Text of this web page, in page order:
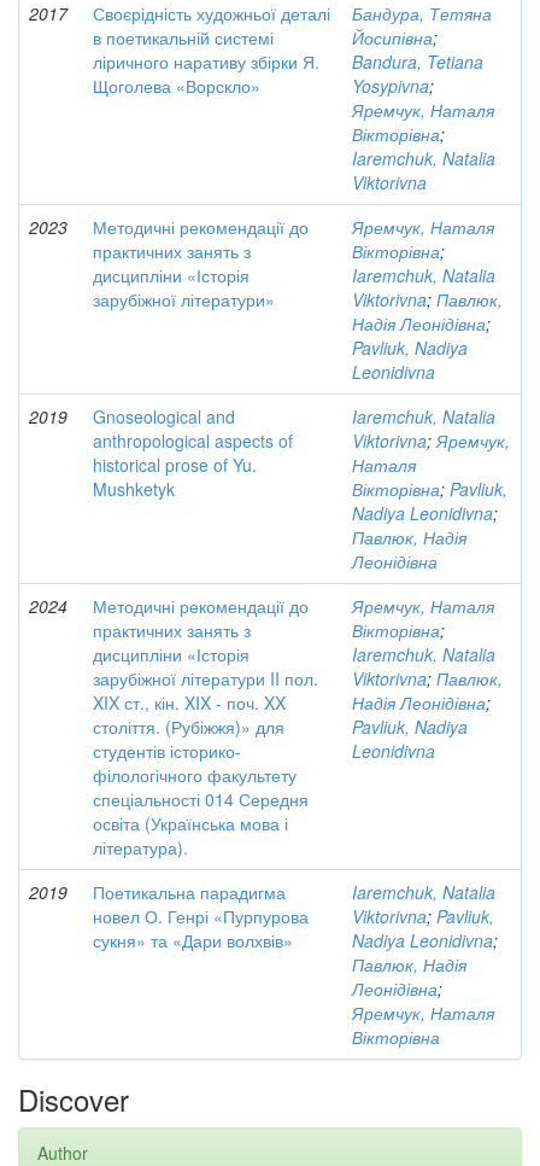
2017
Своєрідність художньої деталі
в поетикальній системі
ліричного наративу збірки Я.
Щоголева «Ворскло»
Бандура, Тетяна
Йосипівна;
Bandura, Tetiana
Yosypivna;
Яремчук, Наталя
Вікторівна;
Iaremchuk, Natalia
Viktorivna
2023
Методичні рекомендації до
практичних занять з
дисципліни «Історія
зарубіжної літератури»
Яремчук, Наталя
Вікторівна;
Iaremchuk, Natalia
Viktorivna; Павлюк,
Надія Леонідівна;
Pavliuk, Nadiya
Leonidivna
2019
Gnoseological and
anthropological aspects of
historical prose of Yu.
Mushketyk
Iaremchuk, Natalia
Viktorivna;Яремчук,
Наталя
Вікторівна; Pavliuk,
Nadiya Leonidivna;
Павлюк, Надія
Леонідівна
2024
Методичні рекомендації до
практичних занять з
дисципліни «Історія
зарубіжної літератури II пол.
XIX ст., кін. XIX - поч. XX
століття. (Рубіжжя)» для
студентів історико-
філологічного факультету
спеціальності 014 Середня
освіта (Українська мова і
література).
Яремчук, Наталя
Вікторівна;
Iaremchuk, Natalia
Viktorivna; Павлюк,
Надія Леонідівна;
Pavliuk, Nadiya
Leonidivna
2019
Поетикальна парадигма
новел О. Генрі «Пурпурова
сукня» та «Дари волхвів»
Iaremchuk, Natalia
Viktorivna; Pavliuk,
Nadiya Leonidivna;
Павлюк, Надія
Леонідівна;
Яремчук, Наталя
Вікторівна
Discover
Author